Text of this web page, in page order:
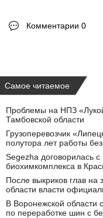
Комментарии 0
Самое читаемое
Проблемы на НПЗ
Тамбовской области
Грузоперевозчик
полутора лет работы
Segezha договорилась
биохимкомплекса в
После выкриков глав на
области власти
В Воронежской области
по переработке шин с